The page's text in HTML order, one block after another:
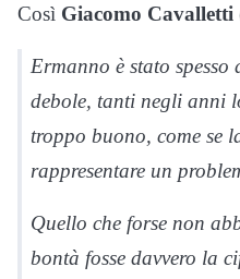
Così Giacomo Cavalletti
Ermanno è stato spesso
debole, tanti negli anni
troppo buono, come se
rappresentare un
Quello che forse non
bontà fosse davvero la